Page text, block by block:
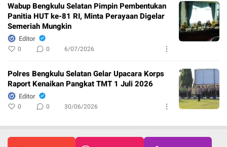
Wabup Bengkulu Selatan Pimpin Pembentukan
Panitia HUT ke-81 RI, Minta Perayaan Digelar
Semeriah Mungkin
Editor
0 0 6/07/2026
Polres Bengkulu Selatan Gelar Upacara Korps
Raport Kenaikan Pangkat TMT 1 Juli 2026
Editor
0 0 30/06/2026